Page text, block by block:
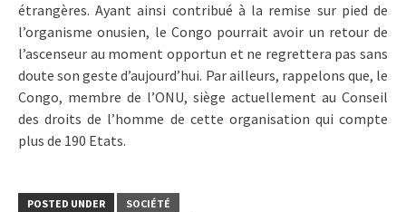
étrangères. Ayant ainsi contribué à la remise sur pied de
l’organisme onusien, le Congo pourrait avoir un retour de
l’ascenseur au moment opportun et ne regrettera pas sans
doute son geste d’aujourd’hui. Par ailleurs, rappelons que, le
Congo, membre de l’ONU, siège actuellement au Conseil
des droits de l’homme de cette organisation qui compte
plus de 190 Etats.
POSTED UNDER
SOCIÉTÉ